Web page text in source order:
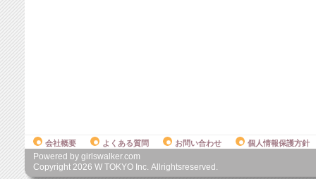
会社概要 よくある質問 お問い合わせ 個人情報保護方針
Powered by girlswalker.com
Copyright 2026 W TOKYO Inc. Allrightsreserved.